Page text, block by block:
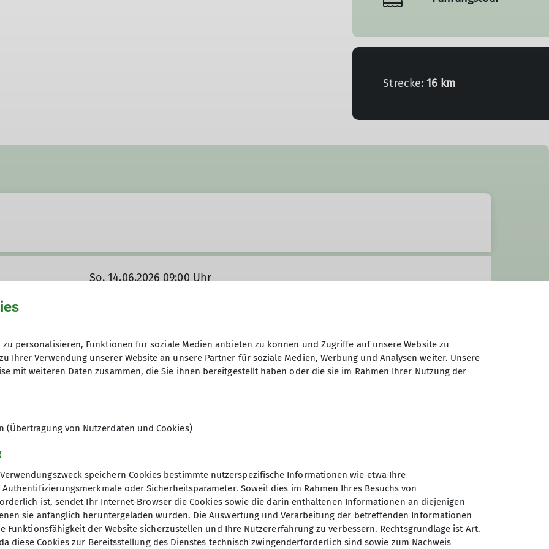
Strecke:16 km
So. 14.06.2026 09:00 Uhr
30 mal im Jahr zu Tageswanderungen über Strecken zwischen 9 und 22 km. Ziele
Euskirchen bis Monschau und von Düren bis zur Mosel, die belgischen Ardennen und ab
niederländischen Naturpark Maas-Schwalm-Nette.
wird im Rucksack mitgenommen.
personalisieren, Funktionen für soziale Medien anbieten zu können und Zugriffe auf unsere Website zu
Ihrer Verwendung unserer Website an unsere Partner für soziale Medien, Werbung und Analysen weiter. Unsere
mit weiteren Daten zusammen, die Sie ihnen bereitgestellt haben oder die sie im Rahmen Ihrer Nutzung der
(Übertragung von Nutzerdaten und Cookies)
speichern Cookies bestimmte nutzerspezifische Informationen wie etwa Ihre
oder Sicherheitsparameter. Soweit dies im Rahmen Ihres Besuchs von
ist, sendet Ihr Internet-Browser die Cookies sowie die darin enthaltenen Informationen an diejenigen
sie anfänglich heruntergeladen wurden. Die Auswertung und Verarbeitung der betreffenden Informationen
Funktionsfähigkeit der Website sicherzustellen und Ihre Nutzererfahrung zu verbessern. Rechtsgrundlage ist Art.
da diese Cookies zur Bereitsstellung des Dienstes technisch zwingenderforderlich sind sowie zum Nachweis